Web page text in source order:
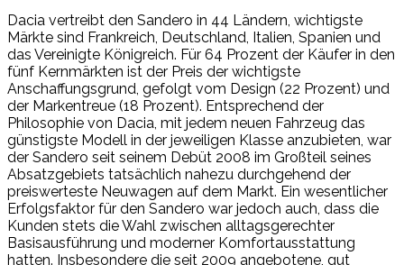
Dacia vertreibt den Sandero in 44 Ländern, wichtigste
Märkte sind Frankreich, Deutschland, Italien, Spanien und
das Vereinigte Königreich. Für 64 Prozent der Käufer in den
fünf Kernmärkten ist der Preis der wichtigste
Anschaffungsgrund, gefolgt vom Design (22 Prozent) und
der Markentreue (18 Prozent). Entsprechend der
Philosophie von Dacia, mit jedem neuen Fahrzeug das
günstigste Modell in der jeweiligen Klasse anzubieten, war
der Sandero seit seinem Debüt 2008 im Großteil seines
Absatzgebiets tatsächlich nahezu durchgehend der
preiswerteste Neuwagen auf dem Markt. Ein wesentlicher
Erfolgsfaktor für den Sandero war jedoch auch, dass die
Kunden stets die Wahl zwischen alltagsgerechter
Basisausführung und moderner Komfortausstattung
hatten. Insbesondere die seit 2009 angebotene, gut